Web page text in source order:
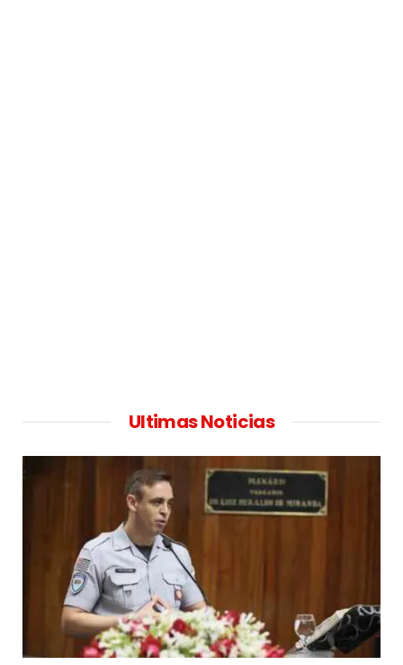
Ultimas Noticias